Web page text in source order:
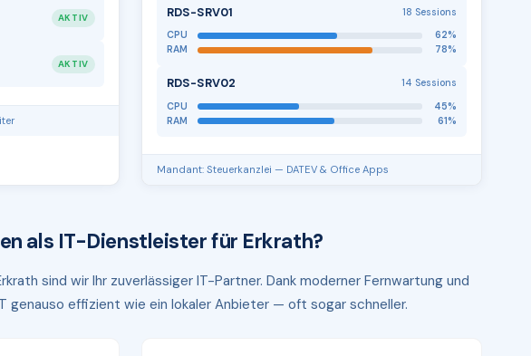
AKTIV
AKTIV
RDS-SRV01
18 Sessions
CPU
62%
RAM
78%
RDS-SRV02
14 Sessions
CPU
45%
RAM
61%
Mandant: Steuerkanzlei — DATEV & Office Apps
als IT-Dienstleister für Erkrath?
sind wir Ihr zuverlässiger IT-Partner. Dank moderner Fernwartung und
genauso effizient wie ein lokaler Anbieter — oft sogar schneller.